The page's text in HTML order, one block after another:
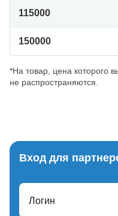
115000
150000
*На товар, цена которого
не распространяются.
Вход для
Логин